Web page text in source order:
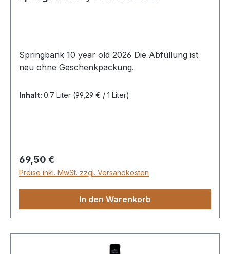
Springbank 10 year old 2026 Die Abfüllung ist
neu ohne Geschenkpackung.
Inhalt: 0.7 Liter (99,29 € / 1 Liter)
Regulärer Preis:
69,50 €
Preise inkl. MwSt. zzgl. Versandkosten
In den Warenkorb